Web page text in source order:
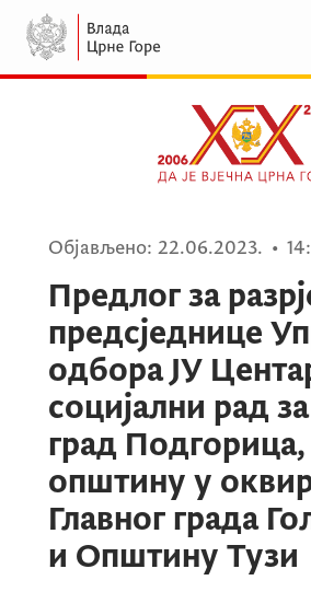
Предлог за
предсједнице
одбора ЈУ
социјални рад
град Подгорица,
општину у
Главног града
и Општину Тузи
Објављено: 22.06.2023. •